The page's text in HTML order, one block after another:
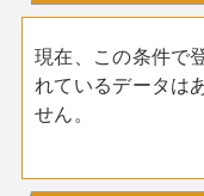
現在、この条件で
れているデータは
せん。